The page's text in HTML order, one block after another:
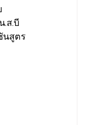
.ส.บี
นสูตร